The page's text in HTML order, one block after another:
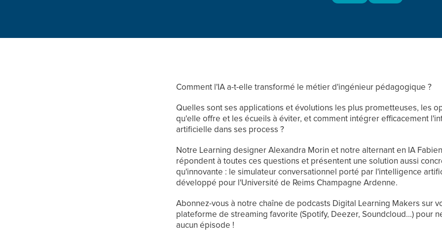
Comment l'IA a-t-elle transformé le métier d'ingénieur pédagogique ?
Quelles sont ses applications et évolutions les plus prometteuses, les
qu'elle offre et les écueils à éviter, et comment intégrer efficacement
artificielle dans ses process ?
Notre Learning designer Alexandra Morin et notre alternant en IA
répondent à toutes ces questions et présentent une solution aussi
qu'innovante : le simulateur conversationnel porté par l'intelligence
développé pour l'Université de Reims Champagne Ardenne.
Abonnez-vous à notre chaîne de podcasts Digital Learning Makers sur
plateforme de streaming favorite (Spotify, Deezer, Soundcloud...) pour
aucun épisode !